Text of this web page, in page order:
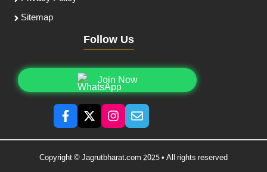
Sitemap
Follow Us
Join Now
Copyright © Jagrutbharat.com 2025 • All rights reserved